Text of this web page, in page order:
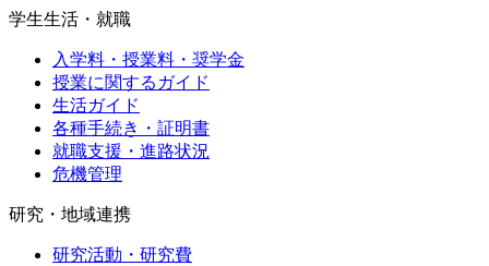
学生生活・就職
入学料・授業料・奨学金
授業に関するガイド
生活ガイド
各種手続き・証明書
就職支援・進路状況
危機管理
研究・地域連携
研究活動・研究費